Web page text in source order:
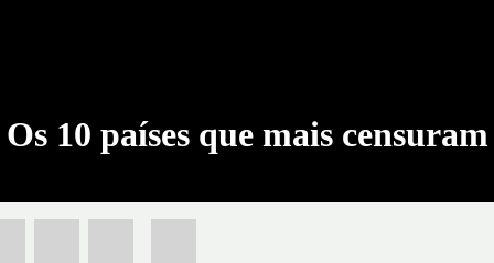
Os 10 países que mais censuram